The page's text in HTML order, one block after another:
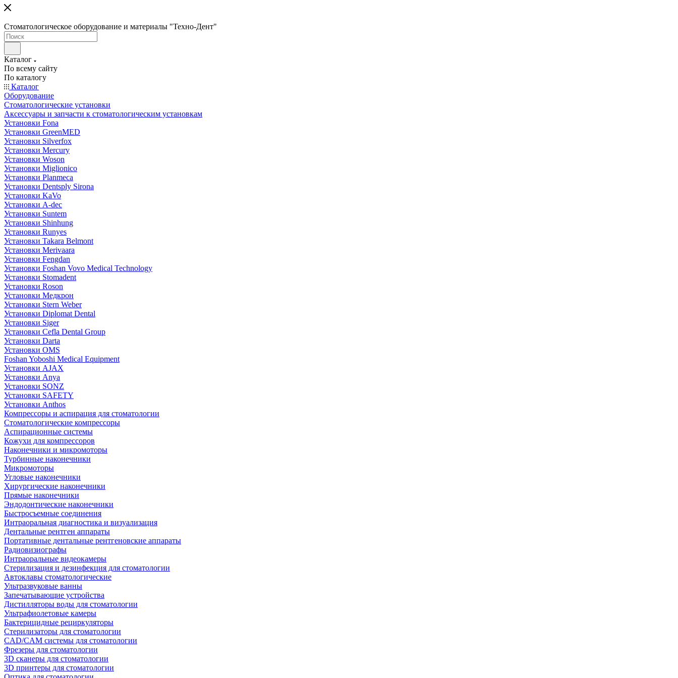
Стоматологическое оборудование и материалы "Техно-Дент"
Каталог
По всему сайту
По каталогу
Каталог
Оборудование
Стоматологические установки
Аксессуары и запчасти к стоматологическим установкам
Установки Fona
Установки GreenMED
Установки Silverfox
Установки Mercury
Установки Woson
Установки Miglionico
Установки Planmeca
Установки Dentsply Sirona
Установки KaVo
Установки A-dec
Установки Suntem
Установки Shinhung
Установки Runyes
Установки Takara Belmont
Установки Merivaara
Установки Fengdan
Установки Foshan Vovo Medical Technology
Установки Stomadent
Установки Roson
Установки Медкрон
Установки Stern Weber
Установки Diplomat Dental
Установки Siger
Установки Cefla Dental Group
Установки Darta
Установки OMS
Foshan Yoboshi Medical Equipment
Установки AJAX
Установки Anya
Установки SONZ
Установки SAFETY
Установки Anthos
Компрессоры и аспирация для стоматологии
Стоматологические компрессоры
Аспирационные системы
Кожухи для компрессоров
Наконечники и микромоторы
Турбинные наконечники
Микромоторы
Угловые наконечники
Хирургические наконечники
Прямые наконечники
Эндодонтические наконечники
Быстросъемные соединения
Интраоральная диагностика и визуализация
Дентальные рентген аппараты
Портативные дентальные рентгеновские аппараты
Радиовизиографы
Интраоральные видеокамеры
Стерилизация и дезинфекция для стоматологии
Автоклавы стоматологические
Ультразвуковые ванны
Запечатывающие устройства
Дистилляторы воды для стоматологии
Ультрафиолетовые камеры
Бактерицидные рециркуляторы
Стерилизаторы для стоматологии
CAD/CAM системы для стоматологии
Фрезеры для стоматологии
3D cканеры для стоматологии
3D принтеры для стоматологии